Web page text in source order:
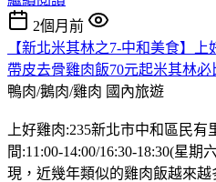
2個月前
【新北米其林之7-中和美食】
帶皮去骨雞肉飯70元起米其林必
鴨肉/鵝肉/雞肉 國內旅遊
上好雞肉:235新北市中和區民
間:11:00-14:00/16:30-18:30(星
現，近幾年類似的雞肉飯越來越